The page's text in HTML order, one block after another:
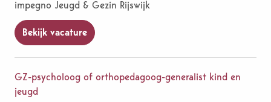
impegno Jeugd & Gezin Rijswijk
Bekijk vacature
GZ-psycholoog of orthopedagoog-generalist kind en
jeugd